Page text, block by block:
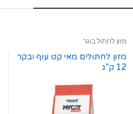
מזון לחתול בוגר
מזון לחתולים מאי קט עוף ובקר
12 ק”ג